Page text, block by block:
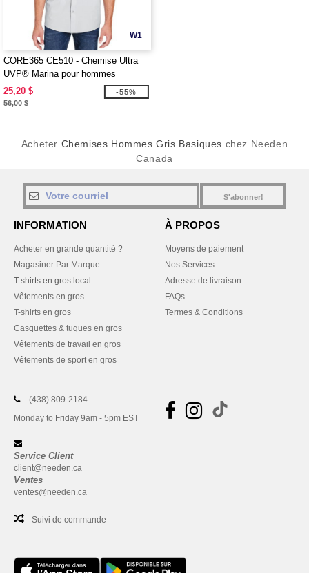
W1
CORE365 CE510 - Chemise Ultra
UVP® Marina pour hommes
25,20 $
56,00 $
-55%
Acheter Chemises Hommes Gris Basiques chez Needen
Canada
S'abonner!
INFORMATION
Acheter en grande quantité ?
Magasiner Par Marque
T-shirts en gros local
Vêtements en gros
T-shirts en gros
Casquettes & tuques en gros
Vêtements de travail en gros
Vêtements de sport en gros
À PROPOS
Moyens de paiement
Nos Services
Adresse de livraison
FAQs
Termes & Conditions
(438) 809-2184
Monday to Friday 9am - 5pm EST
Service Client
client@needen.ca
Ventes
ventes@needen.ca
Suivi de commande